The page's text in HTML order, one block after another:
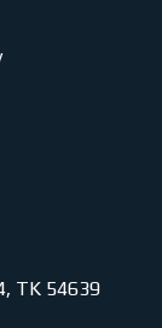
ΤΚ 54639